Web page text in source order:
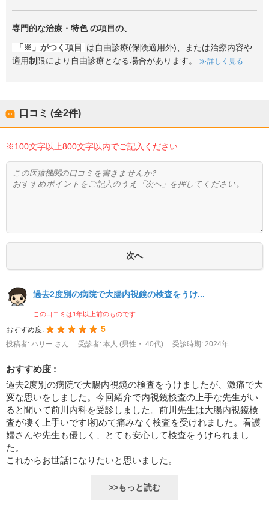
専門的な治療・特色の項目の、
「※」がつく項目
は自由診療(保険適用外)、または治療内容や
適用制限により自由診療となる場合があります。
詳しく見る
口コミ (全2件)
※100文字以上800文字以内でご記入ください
過去2度別の病院で大腸内視鏡の検査をうけ...
この口コミは1年以上前のものです
おすすめ度: 5
投稿者: ハリー さん 受診者: 本人 (男性・ 40代) 受診時期: 2024年
おすすめ度 :
過去2度別の病院で大腸内視鏡の検査をうけましたが、激痛で大
変な思いをしました。今回紹介で内視鏡検査の上手な先生がい
ると聞いて前川内科を受診しました。前川先生は大腸内視鏡検
査が凄く上手いです!初めて痛みなく検査を受けれました。看護
婦さんや先生も優しく、とても安心して検査をうけられまし
た。
これからお世話になりたいと思いました。
>>もっと読む